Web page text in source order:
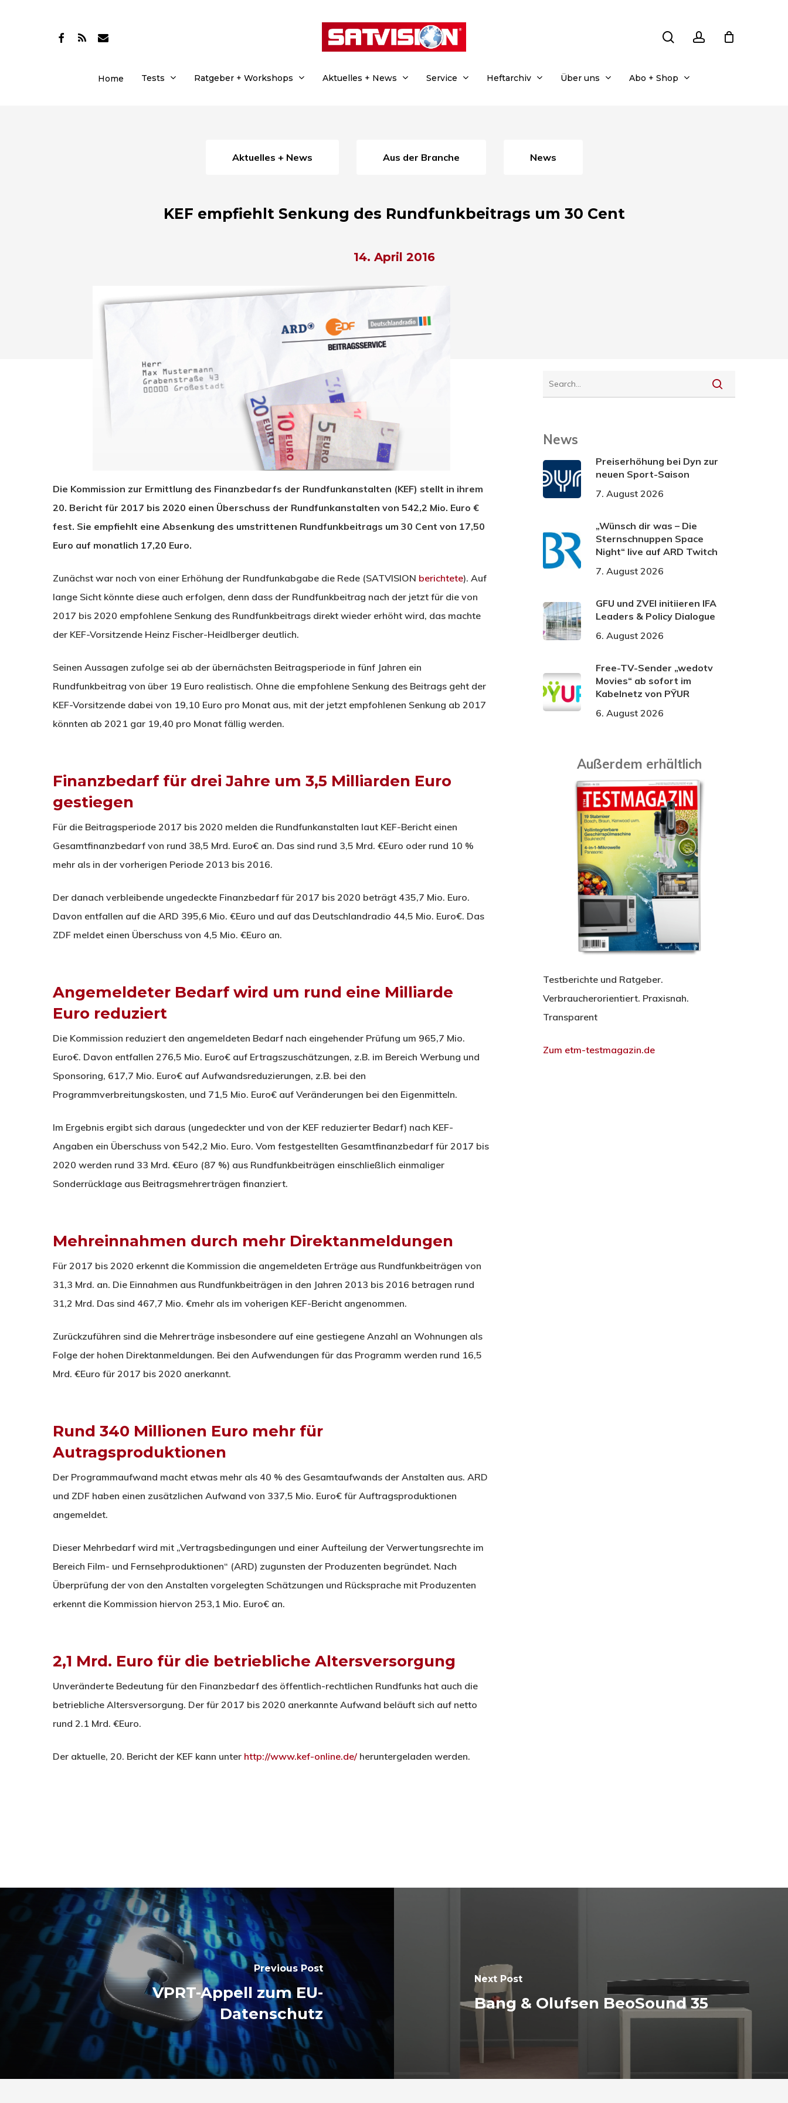
Drücken Sie Enter zum Suchen oder ESC zum Schließen.
facebook
RSS email
Home Tests Ratgeber + Workshops Aktuelles + News Service Heftarchiv Über uns Abo + Shop
Aktuelles + News Aus der Branche News
KEF empfiehlt Senkung des Rundfunkbeitrags um 30 Cent
14. April 2016
Die Kommission zur Ermittlung des Finanzbedarfs der Rundfunkanstalten (KEF) stellt in ihrem
20. Bericht für 2017 bis 2020 einen Überschuss der Rundfunkanstalten von 542,2 Mio. Euro €
fest. Sie empfiehlt eine Absenkung des umstrittenen Rundfunkbeitrags um 30 Cent von 17,50
Euro auf monatlich 17,20 Euro.
Zunächst war noch von einer Erhöhung der Rundfunkabgabe die Rede (SATVISION berichtete). Auf
lange Sicht könnte diese auch erfolgen, denn dass der Rundfunkbeitrag nach der jetzt für die von
2017 bis 2020 empfohlene Senkung des Rundfunkbeitrags direkt wieder erhöht wird, das machte
der KEF-Vorsitzende Heinz Fischer-Heidlberger deutlich.
Seinen Aussagen zufolge sei ab der übernächsten Beitragsperiode in fünf Jahren ein
Rundfunkbeitrag von über 19 Euro realistisch. Ohne die empfohlene Senkung des Beitrags geht der
KEF-Vorsitzende dabei von 19,10 Euro pro Monat aus, mit der jetzt empfohlenen Senkung ab 2017
könnten ab 2021 gar 19,40 pro Monat fällig werden.
Finanzbedarf für drei Jahre um 3,5 Milliarden Euro
gestiegen
Für die Beitragsperiode 2017 bis 2020 melden die Rundfunkanstalten laut KEF-Bericht einen
Gesamtfinanzbedarf von rund 38,5 Mrd. Euro€ an. Das sind rund 3,5 Mrd. €Euro oder rund 10 %
mehr als in der vorherigen Periode 2013 bis 2016.
Der danach verbleibende ungedeckte Finanzbedarf für 2017 bis 2020 beträgt 435,7 Mio. Euro.
Davon entfallen auf die ARD 395,6 Mio. €Euro und auf das Deutschlandradio 44,5 Mio. Euro€. Das
ZDF meldet einen Überschuss von 4,5 Mio. €Euro an.
Angemeldeter Bedarf wird um rund eine Milliarde
Euro reduziert
Die Kommission reduziert den angemeldeten Bedarf nach eingehender Prüfung um 965,7 Mio.
Euro€. Davon entfallen 276,5 Mio. Euro€ auf Ertragszuschätzungen, z.B. im Bereich Werbung und
Sponsoring, 617,7 Mio. Euro€ auf Aufwandsreduzierungen, z.B. bei den
Programmverbreitungskosten, und 71,5 Mio. Euro€ auf Veränderungen bei den Eigenmitteln.
Im Ergebnis ergibt sich daraus (ungedeckter und von der KEF reduzierter Bedarf) nach KEF-
Angaben ein Überschuss von 542,2 Mio. Euro. Vom festgestellten Gesamtfinanzbedarf für 2017 bis
2020 werden rund 33 Mrd. €Euro (87 %) aus Rundfunkbeiträgen einschließlich einmaliger
Sonderrücklage aus Beitragsmehrerträgen finanziert.
Mehreinnahmen durch mehr Direktanmeldungen
Für 2017 bis 2020 erkennt die Kommission die angemeldeten Erträge aus Rundfunkbeiträgen von
31,3 Mrd. an. Die Einnahmen aus Rundfunkbeiträgen in den Jahren 2013 bis 2016 betragen rund
31,2 Mrd. Das sind 467,7 Mio. €mehr als im voherigen KEF-Bericht angenommen.
Zurückzuführen sind die Mehrerträge insbesondere auf eine gestiegene Anzahl an Wohnungen als
Folge der hohen Direktanmeldungen. Bei den Aufwendungen für das Programm werden rund 16,5
Mrd. €Euro für 2017 bis 2020 anerkannt.
Rund 340 Millionen Euro mehr für
Autragsproduktionen
Der Programmaufwand macht etwas mehr als 40 % des Gesamtaufwands der Anstalten aus. ARD
und ZDF haben einen zusätzlichen Aufwand von 337,5 Mio. Euro€ für Auftragsproduktionen
angemeldet.
Dieser Mehrbedarf wird mit „Vertragsbedingungen und einer Aufteilung der Verwertungsrechte im
Bereich Film- und Fernsehproduktionen“ (ARD) zugunsten der Produzenten begründet. Nach
Überprüfung der von den Anstalten vorgelegten Schätzungen und Rücksprache mit Produzenten
erkennt die Kommission hiervon 253,1 Mio. Euro€ an.
2,1 Mrd. Euro für die betriebliche Altersversorgung
Unveränderte Bedeutung für den Finanzbedarf des öffentlich-rechtlichen Rundfunks hat auch die
betriebliche Altersversorgung. Der für 2017 bis 2020 anerkannte Aufwand beläuft sich auf netto
rund 2.1 Mrd. €Euro.
Der aktuelle, 20. Bericht der KEF kann unter http://www.kef-online.de/ heruntergeladen werden.
News
Preiserhöhung bei Dyn zur
neuen Sport-Saison
7. August 2026
„Wünsch dir was – Die
Sternschnuppen Space
Night“ live auf ARD Twitch
7. August 2026
GFU und ZVEI initiieren IFA
Leaders & Policy Dialogue
6. August 2026
Free-TV-Sender „wedotv
Movies“ ab sofort im
Kabelnetz von PŸUR
6. August 2026
Außerdem erhältlich
Testberichte und Ratgeber.
Verbraucherorientiert. Praxisnah.
Transparent
Zum etm-testmagazin.de
Previous Post
VPRT-Appell zum EU-
Datenschutz
Next Post
Bang & Olufsen BeoSound 35